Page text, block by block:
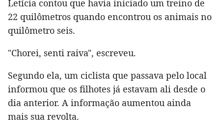
Letícia contou que havia iniciado um treino de
22 quilômetros quando encontrou os animais no
quilômetro seis.
"Chorei, senti raiva", escreveu.
Segundo ela, um ciclista que passava pelo local
informou que os filhotes já estavam ali desde o
dia anterior. A informação aumentou ainda
mais sua revolta.